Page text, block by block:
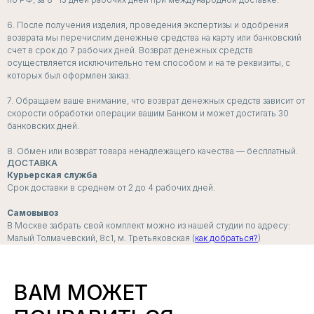
6. После получения изделия, проведения экспертизы и одобрения
возврата мы перечислим денежные средства на карту или банковский
счет в срок до 7 рабочих дней. Возврат денежных средств
осуществляется исключительно тем способом и на те реквизиты, с
которых был оформлен заказ.
7. Обращаем ваше внимание, что возврат денежных средств зависит от
скорости обработки операции вашим Банком и может достигать 30
банковских дней.
8. Обмен или возврат товара ненадлежащего качества — бесплатный.
ДОСТАВКА
Курьерская служба
Срок доставки в среднем от 2 до 4 рабочих дней.
Самовывоз
В Москве забрать свой комплект можно из нашей студии по адресу:
Малый Толмачевский, 8с1, м. Третьяковская (как добраться?)
ВАМ МОЖЕТ
ПОДПИСЧИКИ
РАССЫЛКИ
ПЕРВЫМИ УЗНАЮТ
Я даю согласие наполучение рассылок и
рекламных сообщений